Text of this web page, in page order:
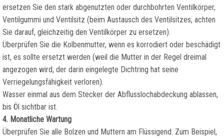
ersetzen Sie den stark abgenutzten oder durchbohrten Ventilkörper,
Ventilgummi und Ventilsitz (beim Austausch des Ventilsitzes, achten
Sie darauf, gleichzeitig den Ventilkörper zu ersetzen).
Überprüfen Sie die Kolbenmutter, wenn es korrodiert oder beschädigt
ist, es sollte ersetzt werden (weil die Mutter in der Regel dreimal
angezogen wird, der darin eingelegte Dichtring hat seine
Verriegelungsfähigkeit verloren).
Wasser einmal aus dem Stecker der Abflusslochabdeckung ablassen,
bis Öl sichtbar ist.
4. Monatliche Wartung
Überprüfen Sie alle Bolzen und Muttern am Flüssigend. Zum Beispiel,